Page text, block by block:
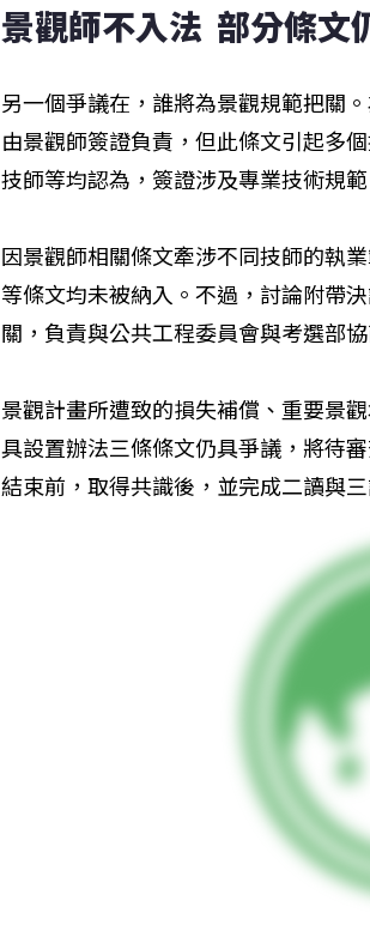
景觀師不入法  部分條文
另一個爭議在，誰將為景觀規範把關
由景觀師簽證負責，但此條文引起多
技師等均認為，簽證涉及專業技術規
因景觀師相關條文牽涉不同技師的執
等條文均未被納入。不過，討論附帶
關，負責與公共工程委員會與考選部
景觀計畫所遭致的損失補償、重要景
具設置辦法三條條文仍具爭議，將待
結束前，取得共識後，並完成二讀與